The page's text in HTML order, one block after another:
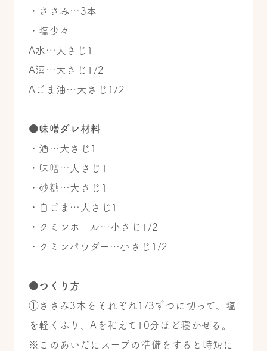
・ささみ…3本
・塩少々
A水…大さじ1
A酒…大さじ1/2
Aごま油…大さじ1/2
●味噌ダレ材料
・酒…大さじ1
・味噌…大さじ1
・砂糖…大さじ1
・白ごま…大さじ1
・クミンホール…小さじ1/2
・クミンパウダー…小さじ1/2
●つくり方
①ささみ3本をそれぞれ1/3ずつに切って、塩
を軽くふり、Aを和えて10分ほど寝かせる。
※このあいだにスープの準備をすると時短に